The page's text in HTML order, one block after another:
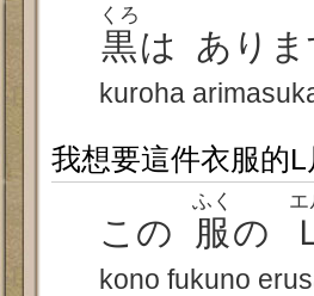
黒
くろ
は ありま
kuroha
我想要這件衣服的L
この 服
ふく
の
エ
kono fukuno